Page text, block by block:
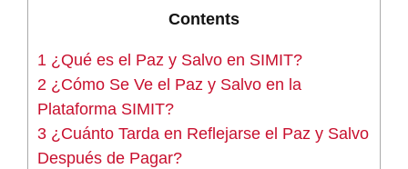
Contents
1 ¿Qué es el Paz y Salvo en SIMIT?
2 ¿Cómo Se Ve el Paz y Salvo en la
Plataforma SIMIT?
3 ¿Cuánto Tarda en Reflejarse el Paz y Salvo
Después de Pagar?